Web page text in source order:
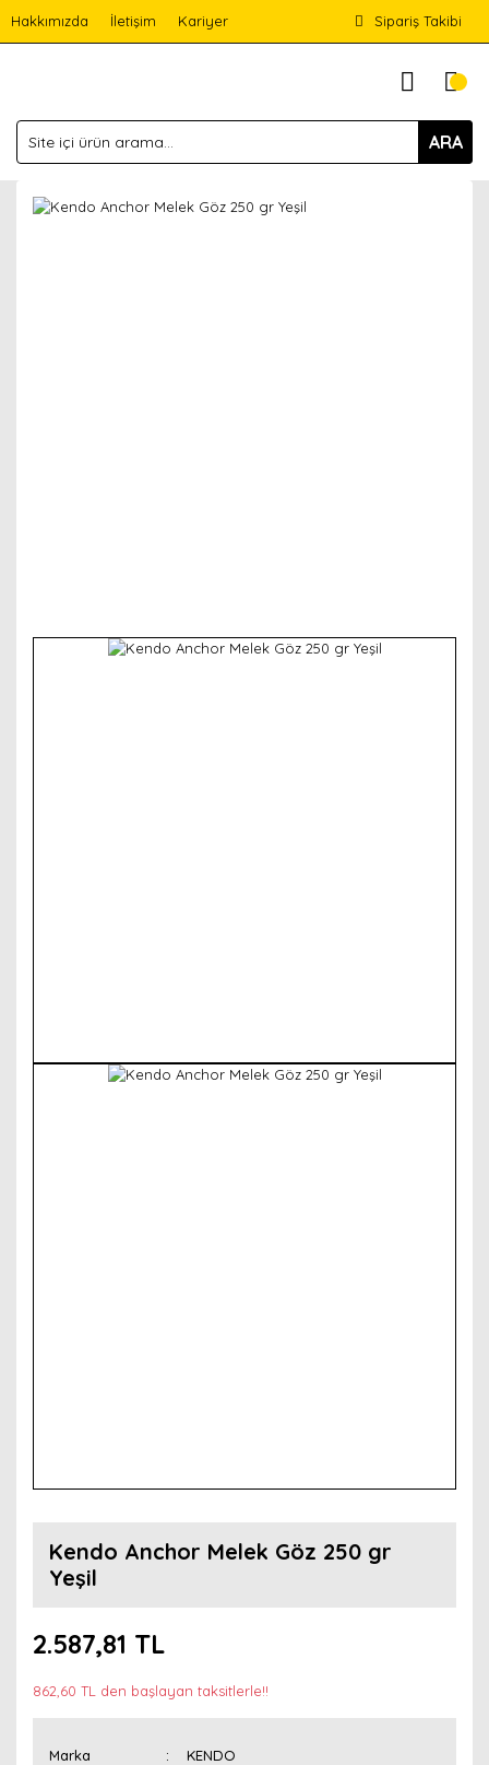
Hakkımızda İletişim Kariyer Sipariş Takibi
ARA
Kendo Anchor Melek Göz 250 gr
Yeşil
2.587,81 TL
862,60 TL den başlayan taksitlerle!!
Marka KENDO